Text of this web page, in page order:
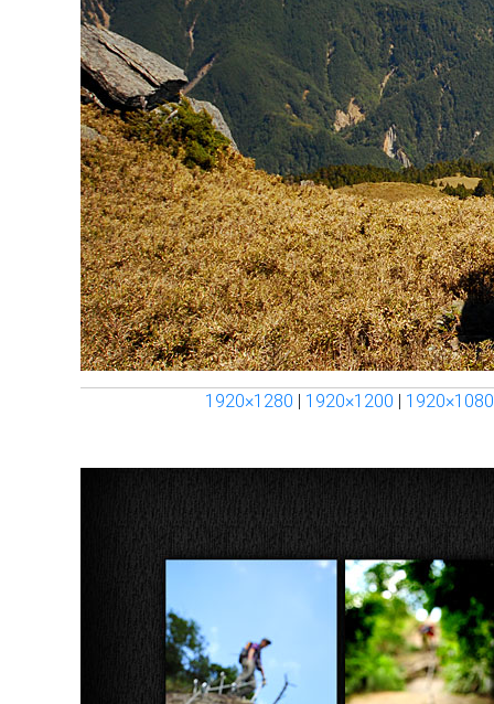
1920×1280 | 1920×1200 | 1920×1080